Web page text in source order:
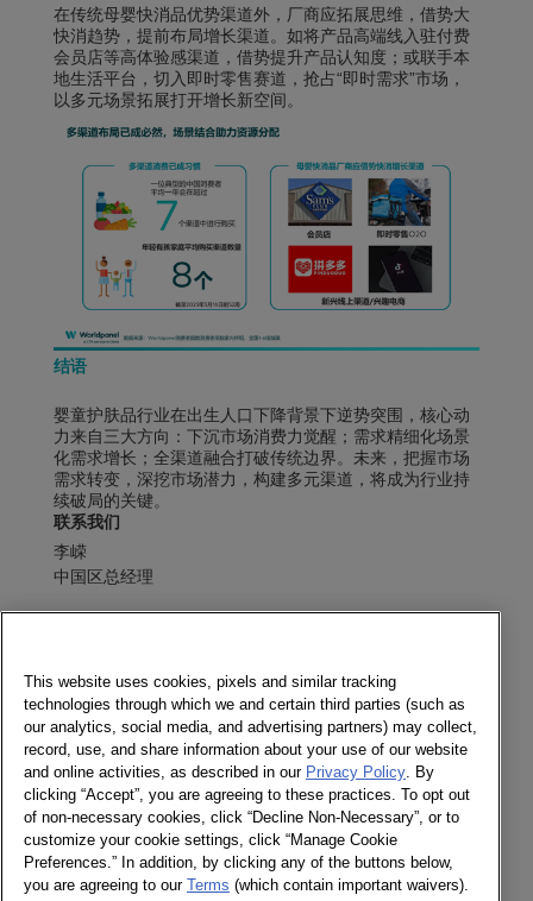
在传统母婴快消品优势渠道外，厂商应拓展思维，借势大
快消趋势，提前布局增长渠道。如将产品高端线入驻付费
会员店等高体验感渠道，借势提升产品认知度；或联手本
地生活平台，切入即时零售赛道，抢占“即时需求”市场，
以多元场景拓展打开增长新空间。
结语
婴童护肤品行业在出生人口下降背景下逆势突围，核心动
力来自三大方向： 下沉市场消费力觉醒 ； 需求精细化场景
化需求增长 ； 全渠道融合打破传统边界。未来，把握市场
需求转变，深挖市场潜力，构建多元渠道，将成为行业持
续破局的关键。
联系我们
李嵘
中国区总经理
电子期刊
社交媒体
电子期刊
Twitter
LinkedIn
This website uses cookies, pixels and similar tracking
technologies through which we and certain third parties (such as
our analytics, social media, and advertising partners) may collect,
record, use, and share information about your use of our website
and online activities, as described in our Privacy Policy . By
clicking “Accept”, you are agreeing to these practices. To opt out
of non-necessary cookies, click “Decline Non-Necessary”, or to
customize your cookie settings, click “Manage Cookie
Preferences.” In addition, by clicking any of the buttons below,
you are agreeing to our Terms (which contain important waivers).